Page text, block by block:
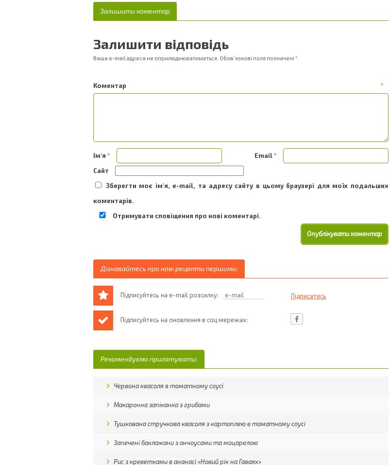
Залишити коментар
Залишити відповідь
Ваша e-mail адреса не оприлюднюватиметься. Обов’язкові поля позначені *
Коментар *
Ім'я * Email*
Сайт
Зберегти моє ім'я, e-mail, та адресу сайту в цьому браузері для моїх подальших
коментарів.
Отримувати сповіщення про нові коментарі.
Дізнавайтесь про нові рецепти першими:
Підписуйтесь на e-mail розсилку:
Підписуйтесь на оновлення в соц мережах:
Рекомендуємо приготувати:
Червона квасоля в томатному соусі
Макаронна запіканка з грибами
Тушкована стручкова квасоля з картоплею в томатному соусі
Запечені баклажани з анчоусами та моцарелою
Рис з креветками в ананасі «Новий рік на Гаваях»